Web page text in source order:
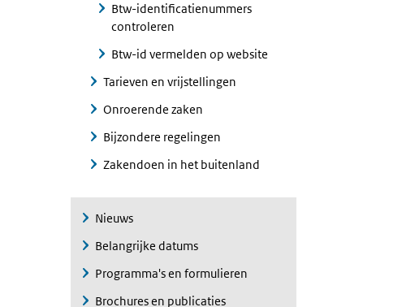
Btw-identificatienummers
controleren
Btw-id vermelden op website
Tarieven en vrijstellingen
Onroerende zaken
Bijzondere regelingen
Zakendoen in het buitenland
Nieuws
Belangrijke datums
Programma's en formulieren
Brochures en publicaties